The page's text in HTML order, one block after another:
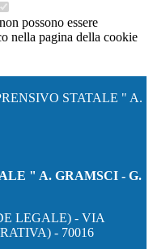
possono essere
nella pagina della cookie
STATALE " A.
" A. GRAMSCI - G.
LEGALE) - VIA
- 70016